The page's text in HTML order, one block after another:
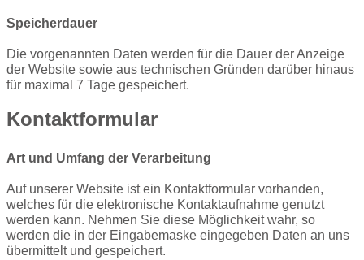
Speicherdauer
Die vorgenannten Daten werden für die Dauer der Anzeige
der Website sowie aus technischen Gründen darüber hinaus
für maximal 7 Tage gespeichert.
Kontaktformular
Art und Umfang der Verarbeitung
Auf unserer Website ist ein Kontaktformular vorhanden,
welches für die elektronische Kontaktaufnahme genutzt
werden kann. Nehmen Sie diese Möglichkeit wahr, so
werden die in der Eingabemaske eingegeben Daten an uns
übermittelt und gespeichert.